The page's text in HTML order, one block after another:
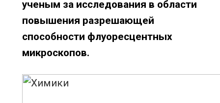
способности флуоресцентных
микроскопов.